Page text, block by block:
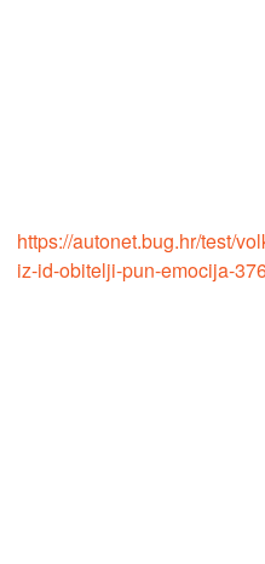
https://autonet.bug.hr/test/
iz-id-obitelji-pun-emocija-